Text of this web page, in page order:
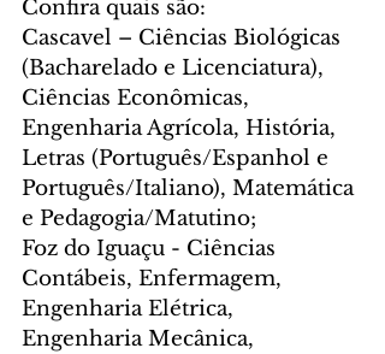
Confira quais são:
Cascavel – Ciências Biológicas
(Bacharelado e Licenciatura),
Ciências Econômicas,
Engenharia Agrícola, História,
Letras (Português/Espanhol e
Português/Italiano), Matemática
e Pedagogia/Matutino;
Foz do Iguaçu - Ciências
Contábeis, Enfermagem,
Engenharia Elétrica,
Engenharia Mecânica,